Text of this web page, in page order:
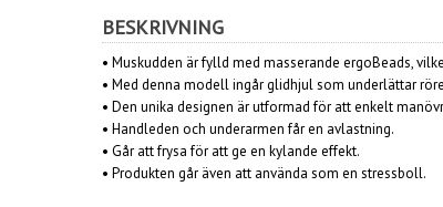
BESKRIVNING
• Muskudden är fylld med masserande ergoBeads,
• Med denna modell ingår glidhjul som underlättar
• Den unika designen är utformad för att enkelt
• Handleden och underarmen får en avlastning.
• Går att frysa för att ge en kylande effekt.
• Produkten går även att använda som en stressboll.